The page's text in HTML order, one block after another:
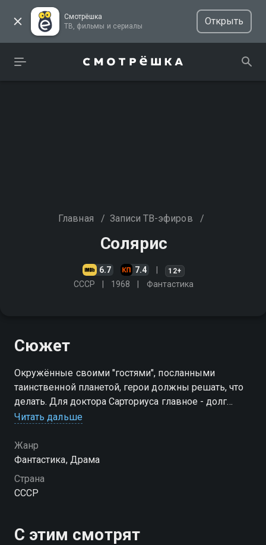
Смотрёшка
ТВ, фильмы и сериалы
Открыть
Главная / Записи ТВ-эфиров /
Солярис
6.7 7.4 12+
СССР 1968 Фантастика
Сюжет
Окружённые своими "гостями", посланными
таинственной планетой, герои должны решать, что
делать. Для доктора Сарториуса главное - долг
перед наукой, истиной, которая выше жалости и
на него проблем…
Читать дальше
Жанр
Фантастика, Драма
Страна
СССР
С этим смотрят